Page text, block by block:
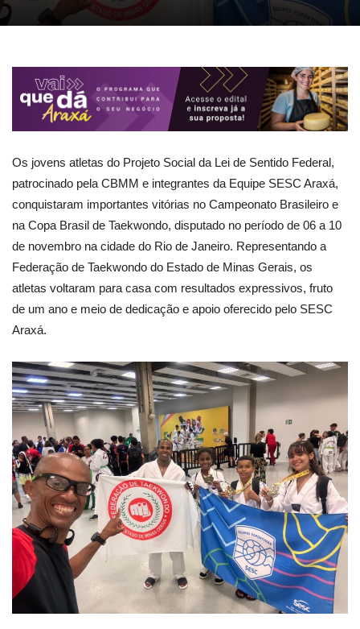
Os jovens atletas do Projeto Social da Lei de Sentido Federal,
patrocinado pela CBMM e integrantes da Equipe SESC Araxá,
conquistaram importantes vitórias no Campeonato Brasileiro e
na Copa Brasil de Taekwondo, disputado no período de 06 a 10
de novembro na cidade do Rio de Janeiro. Representando a
Federação de Taekwondo do Estado de Minas Gerais, os
atletas voltaram para casa com resultados expressivos, fruto
de um ano e meio de dedicação e apoio oferecido pelo SESC
Araxá.